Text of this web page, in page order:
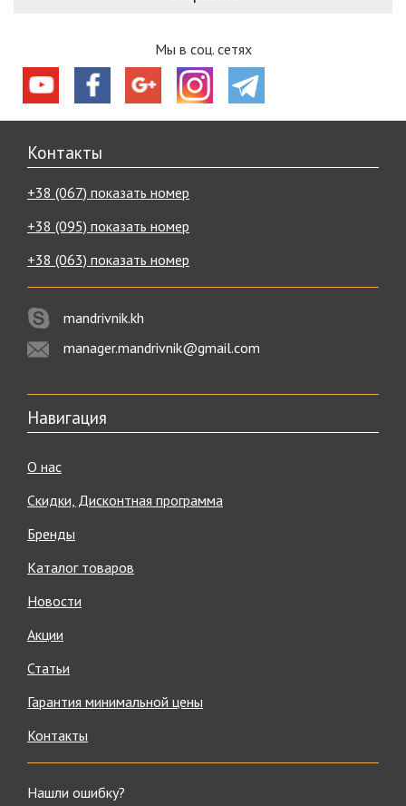
Мы в соц. сетях
Контакты
+38 (067) показать номер
+38 (095) показать номер
+38 (063) показать номер
mandrivnik.kh
manager.mandrivnik@gmail.com
Навигация
О нас
Скидки, Дисконтная программа
Бренды
Каталог товаров
Новости
Акции
Статьи
Гарантия минимальной цены
Контакты
Нашли ошибку?